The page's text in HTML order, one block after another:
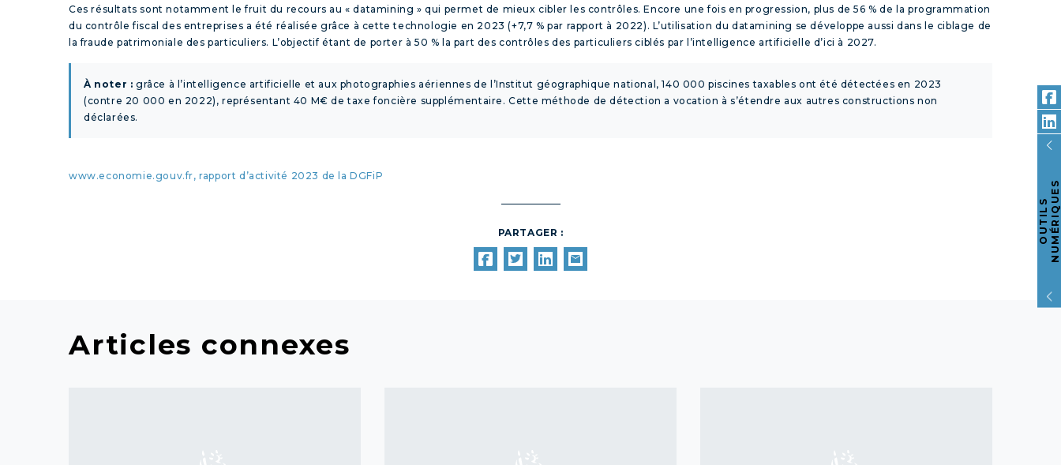
Ces résultats sont notamment le fruit du recours au « datamining » qui permet de mieux cibler les contrôles. Encore une fois en progression, plus de 56 % de la programmation
du contrôle fiscal des entreprises a été réalisée grâce à cette technologie en 2023 (+7,7 % par rapport à 2022). L’utilisation du datamining se développe aussi dans le ciblage de
la fraude patrimoniale des particuliers. L’objectif étant de porter à 50 % la part des contrôles des particuliers ciblés par l’intelligence artificielle d’ici à 2027.
À noter : grâce à l’intelligence artificielle et aux photographies aériennes de l’Institut géographique national, 140 000 piscines taxables ont été détectées en 2023
(contre 20 000 en 2022), représentant 40 M€ de taxe foncière supplémentaire. Cette méthode de détection a vocation à s’étendre aux autres constructions non
déclarées.
www.economie.gouv.fr, rapport d’activité 2023 de la DGFiP
PARTAGER :
Articles connexes
O
U
T
I
L
S
N
U
M
É
R
I
Q
U
ES